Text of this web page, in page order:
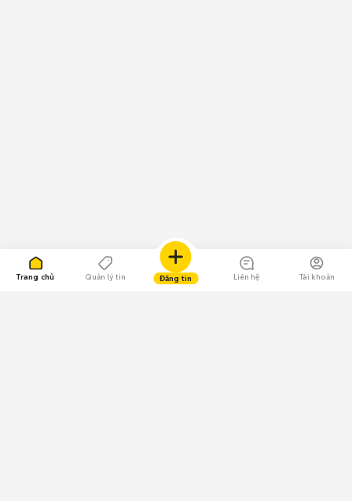
Trang chủ Quản lý tin Đăng tin Liên hệ Tài khoản